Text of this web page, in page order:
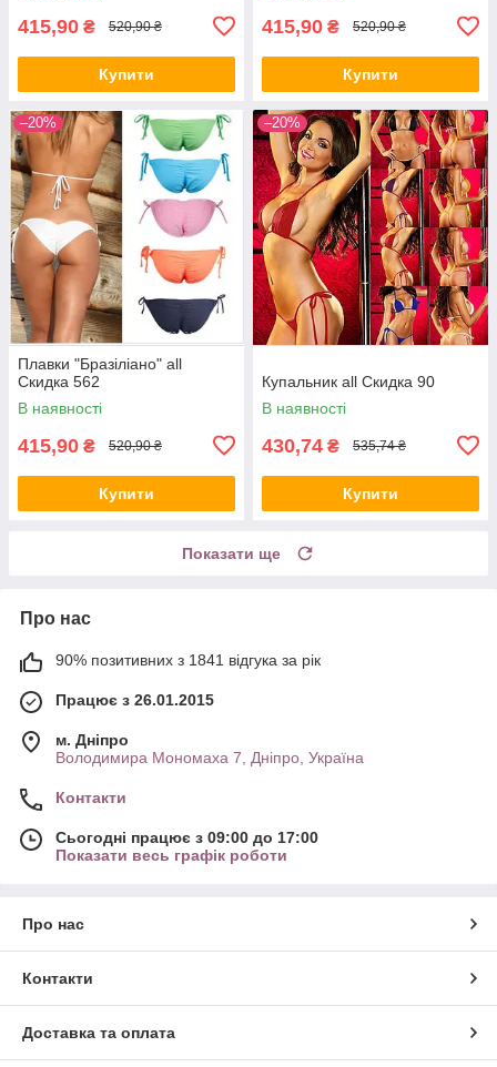
415,90 ₴ 520,90 ₴
Купити
415,90 ₴ 520,90 ₴
Купити
–20%
Плавки "Бразіліано" all
Скидка 562
В наявності
415,90 ₴ 520,90 ₴
Купити
–20%
Купальник all Скидка 90
В наявності
430,74 ₴ 535,74 ₴
Купити
Показати ще
Про нас
90% позитивних з 1841 відгука за рік
Працює з 26.01.2015
м. Дніпро
Володимира Мономаха 7, Дніпро, Україна
Контакти
Сьогодні працює з 09:00 до 17:00
Показати весь графік роботи
Про нас
Контакти
Доставка та оплата